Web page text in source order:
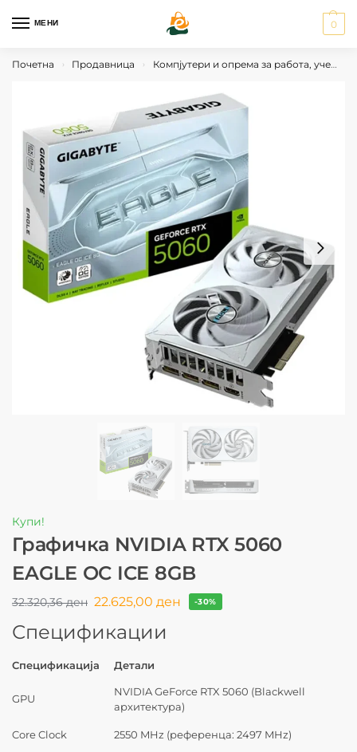
МЕНИ 0
Почетна › Продавница › Компјутери и опрема за работа, учење и гејминг
Купи!
Графичка NVIDIA RTX 5060
EAGLE OC ICE 8GB
32.320,36ден 22.625,00 ден -30%
Спецификации
Спецификација Детали
GPU
NVIDIA GeForce RTX 5060 (Blackwell
архитектура)
Core Clock 2550 MHz (референца: 2497 MHz)